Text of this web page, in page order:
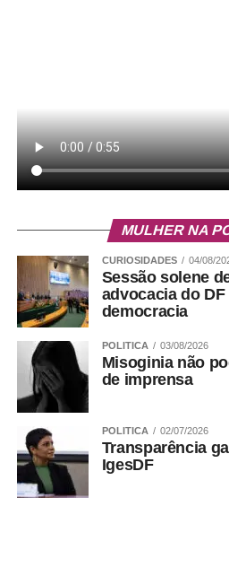
MULHER NA
CURIOSIDADES 04/08/
Sessão solene
advocacia do
democracia
POLITICA 03/08/2026
Misoginia não
de imprensa
POLITICA 02/07/2026
Transparência
IgesDF